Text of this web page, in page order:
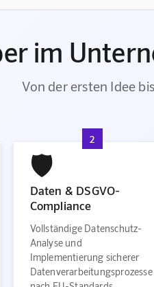
im
Von der ersten Idee
2
🛡️
Daten & DSGVO-
Compliance
Vollständige Datenschutz-
Analyse und
Implementierung sicherer
Datenverarbeitungsprozesse